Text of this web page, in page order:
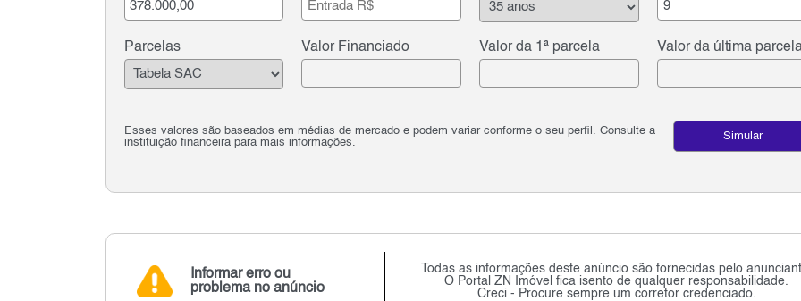
Parcelas Valor Financiado Valor da 1ª parcela Valor da última
Esses valores são baseados em médias de mercado e podem variar conforme o seu perfil. Consulte a
instituição financeira para mais informações.
Simular
Informar erro ou
problema no anúncio
Todas as informações deste anúncio são fornecidas pelo
O Portal ZN Imóvel fica isento de qualquer responsabilidade.
Creci - Procure sempre um corretor credenciado.